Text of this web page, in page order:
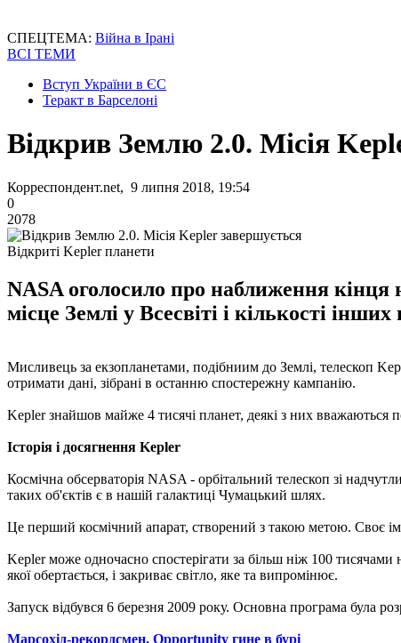
СПЕЦТЕМА: Війна в Ірані
ВСІ ТЕМИ
Вступ України в ЄС
Теракт в Барселоні
Відкрив Землю 2.0. Місія
Корреспондент.net, 9 липня 2018, 19:54
0
2078
Відкриті Kepler планети
NASA оголосило про наближення кінця
місце Землі у Всесвіті і кількості
Мисливець за екзопланетами, подібниим до Землі, телескоп
отримати дані, зібрані в останню спостережну кампанію.
Kepler знайшов майже 4 тисячі планет, деякі з них вважаються
Історія і досягнення Kepler
Космічна обсерваторія NASA - орбітальний телескоп зі
таких об'єктів є в нашій галактиці Чумацький шлях.
Це перший космічний апарат, створений з такою метою. Своє
Kepler може одночасно спостерігати за більш ніж 100
якої обертається, і закриває світло, яке та випромінює.
Запуск відбувся 6 березня 2009 року. Основна програма була
Марсохід-рекордсмен. Opportunity гине в бурі